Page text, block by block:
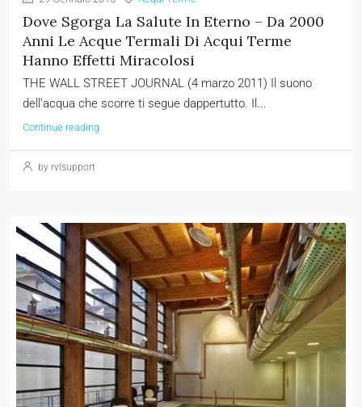
Dove Sgorga La Salute In Eterno – Da 2000
Anni Le Acque Termali Di Acqui Terme
Hanno Effetti Miracolosi
THE WALL STREET JOURNAL (4 marzo 2011) Il suono
dell’acqua che scorre ti segue dappertutto. Il...
Continue reading
by rvlsupport